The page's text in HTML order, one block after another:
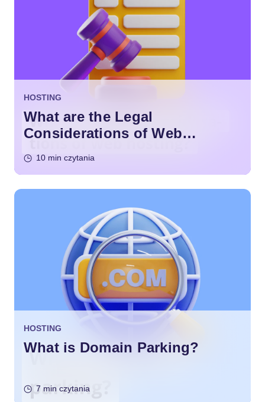
HOSTING
What are the Legal
Considerations of Web
10 min czytania
HOSTING
What is Domain Parking?
7 min czytania